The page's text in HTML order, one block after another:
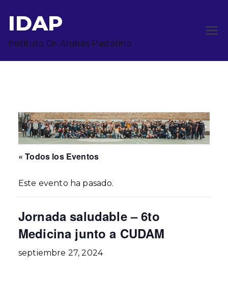
IDAP
Instituto Dr. Andrés Pastorino
« Todos los Eventos
Este evento ha pasado.
Jornada saludable – 6to
Medicina junto a CUDAM
septiembre 27, 2024